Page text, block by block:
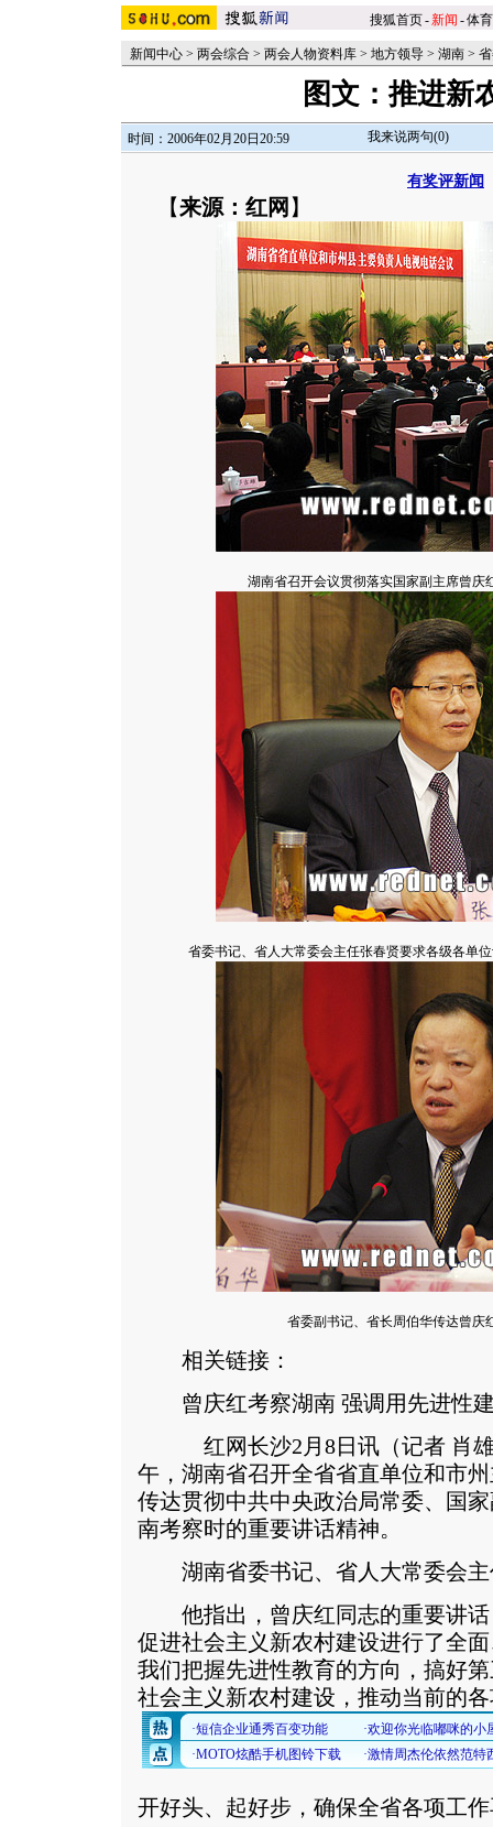
搜狐首页-新闻 -体育
新闻中心 > 两会综合 > 两会人物资料库 > 地方领导 > 湖南 >
图文：推进新
时间：2006年02月20日20:59 我来说两句(0)
有奖评新闻
【来源：红网 】
湖南省召开会议贯彻落实国家副主席曾庆
省委书记、省人大常委会主任张春贤要求各级各单
省委副书记、省长周伯华传达曾庆
相关链接：
曾庆红考察湖南 强调用先进性建
红网长沙2月8日讯（记者 肖雄
午，湖南省召开全省省直单位和市
传达贯彻中共中央政治局常委、国
南考察时的重要讲话精神。
湖南省委书记、省人大常委会主
他指出，曾庆红同志的重要讲话
促进社会主义新农村建设进行了全
我们把握先进性教育的方向，搞好
社会主义新农村建设，推动当前的
开好头、起好步，确保全省各项工